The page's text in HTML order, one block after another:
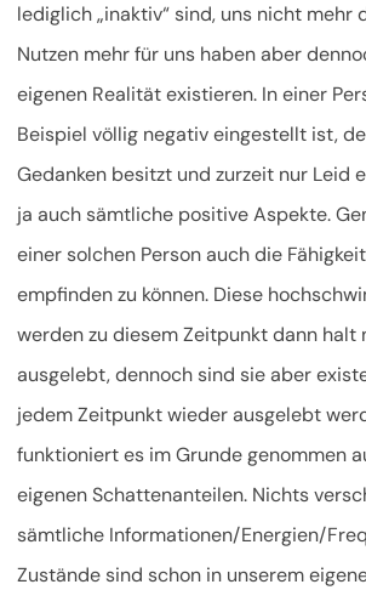
lediglich „inaktiv“ sind, uns nicht mehr
Nutzen mehr für uns haben aber
eigenen Realität existieren. In einer
Beispiel völlig negativ eingestellt ist,
Gedanken besitzt und zurzeit nur Leid
ja auch sämtliche positive Aspekte.
einer solchen Person auch die
empfinden zu können. Diese
werden zu diesem Zeitpunkt dann halt
ausgelebt, dennoch sind sie aber
jedem Zeitpunkt wieder ausgelebt
funktioniert es im Grunde genommen
eigenen Schattenanteilen. Nichts
sämtliche Informationen/Energien/
Zustände sind schon in unserem